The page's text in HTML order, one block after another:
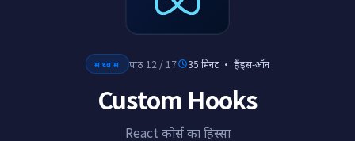
मध्यम पाठ 12 / 17 35 मिनट· हैंड्स-ऑन
Custom Hooks
React कोर्स का हिस्सा